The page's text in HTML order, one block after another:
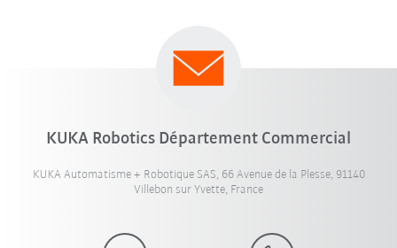
KUKA Robotics Département Commercial
KUKA Automatisme + Robotique SAS, 66 Avenue de la Plesse, 91140
Villebon sur Yvette, France